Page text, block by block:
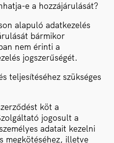
e a hozzájárulását?
alapuló adatkezelés
bármikor
nem érinti a
jogszerűségét.
teljesítéséhez szükséges
köt a
jogosult a
adatait kezelni
megkötéséhez, illetve